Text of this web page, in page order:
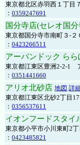
東京都北区赤羽西１丁目
： 0359247691
国分寺店(セレオ国分
東京都国分寺市南町３-２
： 0423266511
アーバンドック ら
東京都江東区豊洲2-2-1
： 0351441660
アリオ北砂店 地図 詳
東京都江東区北砂2丁目
： 0356537611
イオンフードスタイ
東京都小平市小川東町2
： 0423485821